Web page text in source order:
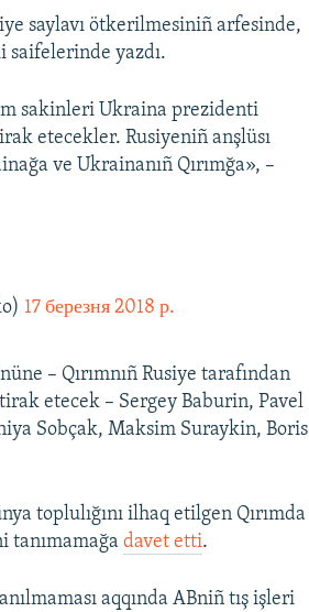
saylavı ötkerilmesiniñ arfesinde,
saifelerinde yazdı.
sakinleri Ukraina prezidenti
etecekler. Rusiyeniñ anşlüsı
ve Ukrainanıñ Qırımğa», –
17 березня 2018 р.
– Qırımnıñ Rusiye tarafından
etecek – Sergey Baburin, Pavel
Sobçak, Maksim Suraykin, Boris
toplulığını ilhaq etilgen Qırımda
tanımamağadavet etti.
aqqında ABniñ tış işleri